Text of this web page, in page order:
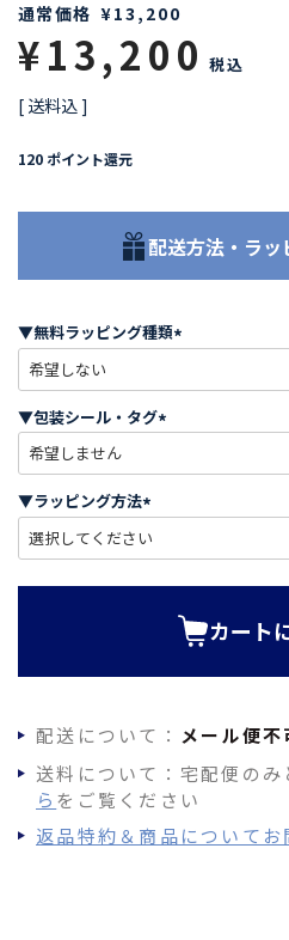
通常価格 ¥13,200
¥13,200 税込
送料込
120 ポイント還元
配送方法・ラ
▼無料ラッピング種類
必
)
▼包装シール・タグ
必
)
▼ラッピング方法
必
カート
配送について： メール便不
送料について：宅配便のみ
ら をご覧ください
返品特約＆商品についてお